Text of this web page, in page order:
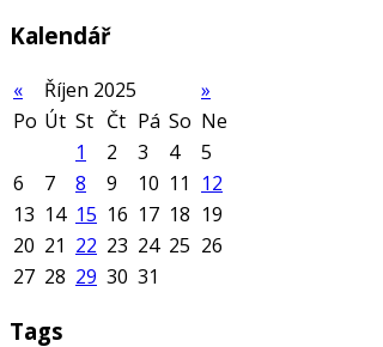
Kalendář
« Říjen 2025
»
Po Út St Čt Pá So Ne
1
2 3 4
5
6
7 8 9 10 11
12
13 14 15 16 17 18 19
20 21 22 23 24 25 26
27 28 29 30 31
Tags